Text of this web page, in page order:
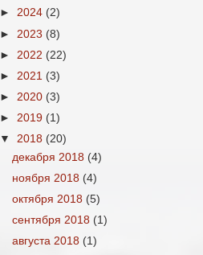
► 2024 (2)
► 2023 (8)
► 2022 (22)
► 2021 (3)
► 2020 (3)
► 2019 (1)
▼ 2018 (20)
декабря 2018 (4)
ноября 2018 (4)
октября 2018 (5)
сентября 2018 (1)
августа 2018 (1)